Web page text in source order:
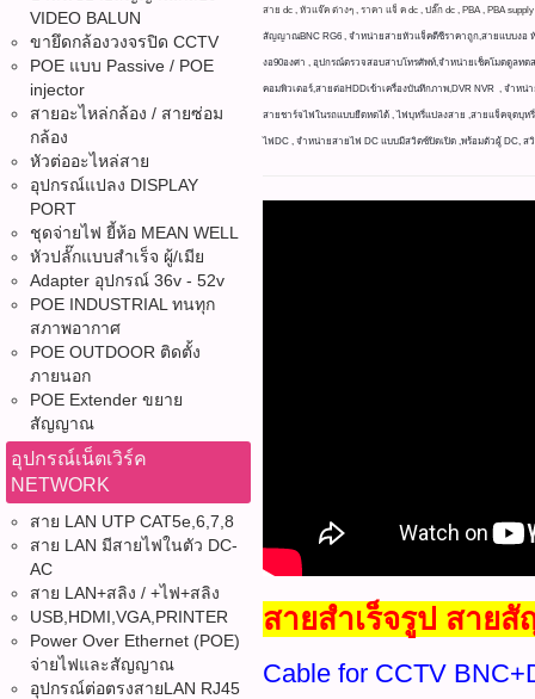
VIDEO BALUN
ขายึดกล้องวงจรปิด CCTV
POE แบบ Passive / POE
injector
สายอะไหล่กล้อง / สายซ่อม
กล้อง
หัวต่ออะไหล่สาย
อุปกรณ์แปลง DISPLAY
PORT
ชุดจ่ายไฟ ยี้ห้อ MEAN WELL
หัวปลั๊กแบบสำเร็จ ผู้/เมีย
Adapter อุปกรณ์ 36v - 52v
POE INDUSTRIAL ทนทุก
สภาพอากาศ
POE OUTDOOR ติดตั้ง
ภายนอก
POE Extender ขยาย
สัญญาณ
อุปกรณ์เน็ตเวิร์ค
NETWORK
สาย LAN UTP CAT5e,6,7,8
สาย LAN มีสายไฟในตัว DC-
AC
สาย LAN+สลิง / +ไฟ+สลิง
USB,HDMI,VGA,PRINTER
Power Over Ethernet (POE)
จ่ายไฟและสัญญาณ
อุปกรณ์ต่อตรงสายLAN RJ45
สาย dc , หัวแจ๊ค ต่างๆ , ราคา แจ็ ค dc , ปลั๊ก dc , PBA , PBA
สัญญาณBNC RG6 , จำหน่ายสายหัวแจ็คดีซีราคาถูก,สายแบบงอ หั
งอ90องศา , อุปกรณ์ตรวจสอบสาบโทรศัพท์,จำหน่ายเช็คโมดดูลท
คอมพิวเตอร์,สายต่อHDDเข้าเครื่องบันทึกภาพ,DVR NVR , จำหน่า
สายชาร์จไฟในรถแบบยืดหดได้ , ไฟบุหรี่แปลงสาย ,สายแจ็คจุดบุหรี่
ไฟDC , จำหน่ายสายไฟ DC แบบมีสวิตซ์ปิดเปิด ,พร้อมตัวผู้ DC, ส
สายสำเร็จรูป สาย
Cable for CCTV